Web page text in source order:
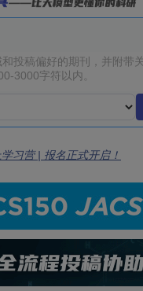
习营 | 报名正式开启！